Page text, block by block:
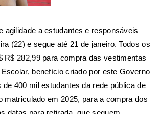
agilidade a estudantes e responsáveis
(22) e segue até 21 de janeiro. Todos os
282,99 para compra das vestimentas
benefício criado por este Governo
400 mil estudantes da rede pública de
matriculado em 2025, para a compra dos